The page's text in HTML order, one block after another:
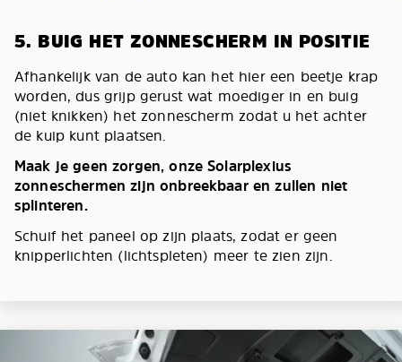
5. BUIG HET ZONNESCHERM IN POSITIE
Afhankelijk van de auto kan het hier een beetje krap
worden, dus grijp gerust wat moediger in en buig
(niet knikken) het zonnescherm zodat u het achter
de kuip kunt plaatsen.
Maak je geen zorgen, onze Solarplexius
zonneschermen zijn onbreekbaar en zullen niet
splinteren.
Schuif het paneel op zijn plaats, zodat er geen
knipperlichten (lichtspleten) meer te zien zijn.